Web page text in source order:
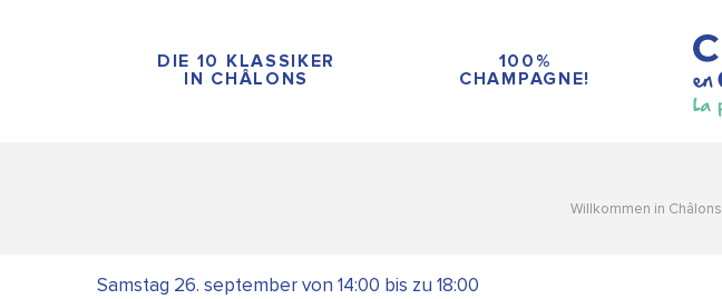
DIE 10 KLASSIKER
IN CHÂLONS
100%
CHAMPAGNE!
Willkommen in Châlons
Samstag 26. september von 14:00 bis zu 18:00